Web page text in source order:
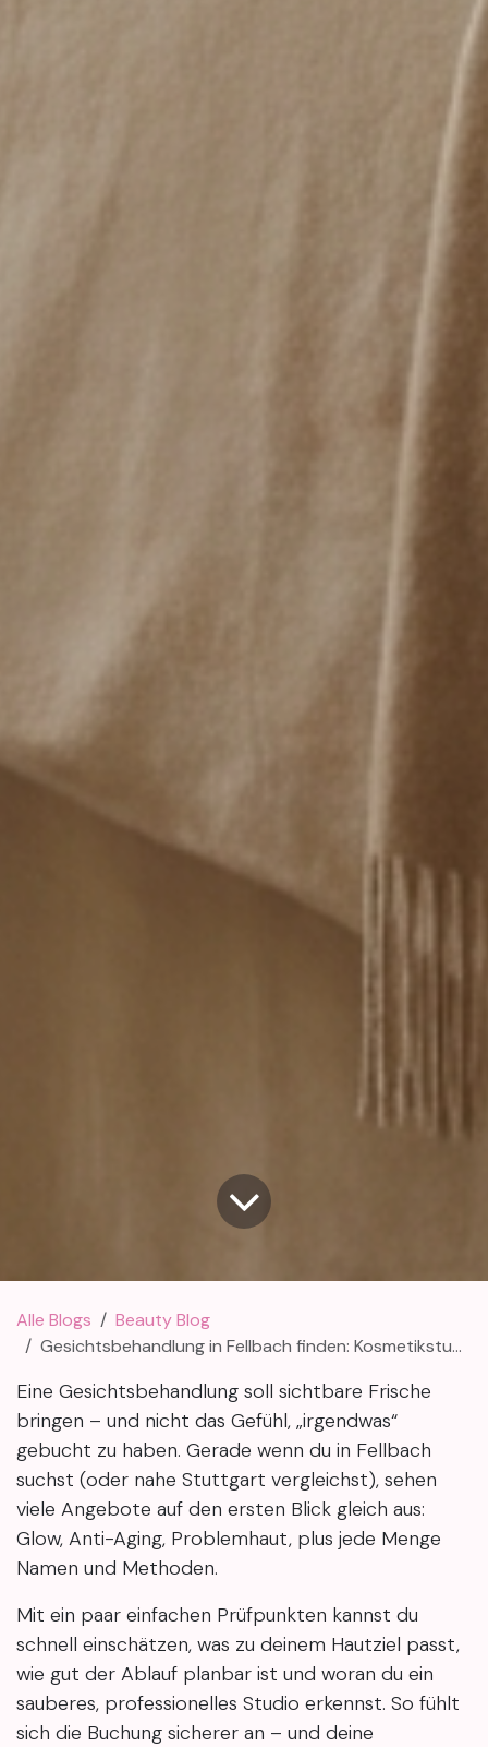
Alle Blogs
Beauty Blog
Gesichtsbehandlung in Fellbach finden: Kosmetikstudio wählen – ohne Fehlgriff (auch nahe Stuttgart)
Eine Gesichtsbehandlung soll sichtbare Frische
bringen – und nicht das Gefühl, „irgendwas“
gebucht zu haben. Gerade wenn du in Fellbach
suchst (oder nahe Stuttgart vergleichst), sehen
viele Angebote auf den ersten Blick gleich aus:
Glow, Anti-Aging, Problemhaut, plus jede Menge
Namen und Methoden.
Mit ein paar einfachen Prüfpunkten kannst du
schnell einschätzen, was zu deinem Hautziel passt,
wie gut der Ablauf planbar ist und woran du ein
sauberes, professionelles Studio erkennst. So fühlt
sich die Buchung sicherer an – und deine